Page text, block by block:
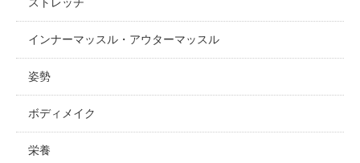
インナーマッスル・アウターマッスル
姿勢
ボディメイク
栄養